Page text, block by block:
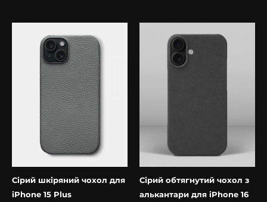
Сірий шкіряний чохол для
iPhone 15 Plus
Сірий обтягнутий чохол з
алькантари для iPhone 16